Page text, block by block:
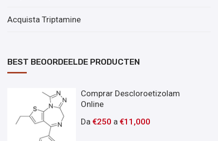
Acquista Triptamine
BEST BEOORDEELDE PRODUCTEN
Comprar Descloroetizolam
Online
Da€250 a€11,000